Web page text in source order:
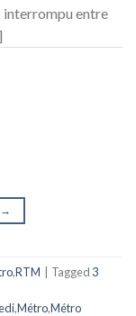
interrompu entre
→
,RTM Tagged 3
,Métro,Métro